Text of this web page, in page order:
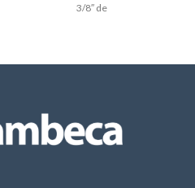
3/8″ de